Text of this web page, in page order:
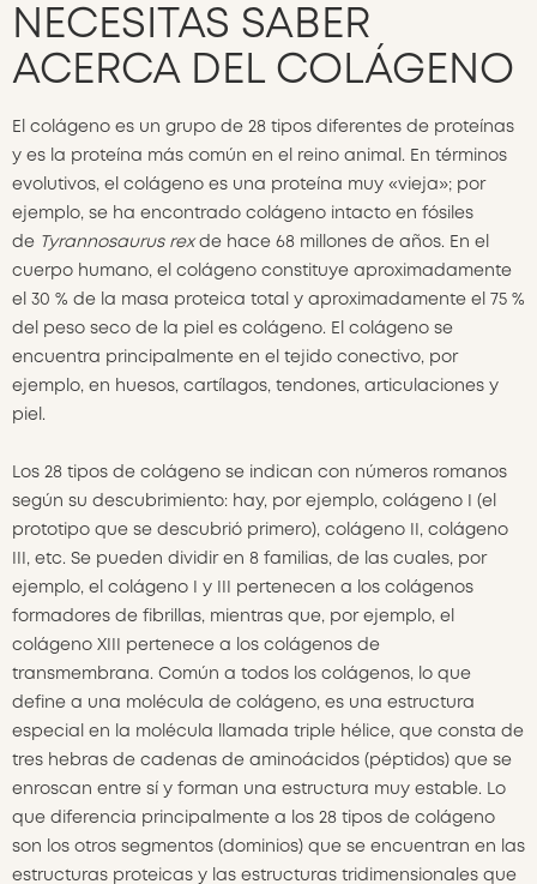
NECESITAS SABER
ACERCA DEL COLÁGENO
El colágeno es un grupo de 28 tipos diferentes de proteínas
y es la proteína más común en el reino animal. En términos
evolutivos, el colágeno es una proteína muy «vieja»; por
ejemplo, se ha encontrado colágeno intacto en fósiles
de Tyrannosaurus rexde hace 68 millones de años. En el
cuerpo humano, el colágeno constituye aproximadamente
el 30 % de la masa proteica total y aproximadamente el 75 %
del peso seco de la piel es colágeno. El colágeno se
encuentra principalmente en el tejido conectivo, por
ejemplo, en huesos, cartílagos, tendones, articulaciones y
piel.
Los 28 tipos de colágeno se indican con números romanos
según su descubrimiento: hay, por ejemplo, colágeno I (el
prototipo que se descubrió primero), colágeno II, colágeno
III, etc. Se pueden dividir en 8 familias, de las cuales, por
ejemplo, el colágeno I y III pertenecen a los colágenos
formadores de fibrillas, mientras que, por ejemplo, el
colágeno XIII pertenece a los colágenos de
transmembrana. Común a todos los colágenos, lo que
define a una molécula de colágeno, es una estructura
especial en la molécula llamada triple hélice, que consta de
tres hebras de cadenas de aminoácidos (péptidos) que se
enroscan entre sí y forman una estructura muy estable. Lo
que diferencia principalmente a los 28 tipos de colágeno
son los otros segmentos (dominios) que se encuentran en las
estructuras proteicas y las estructuras tridimensionales que